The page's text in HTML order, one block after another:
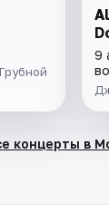
9
концерты в